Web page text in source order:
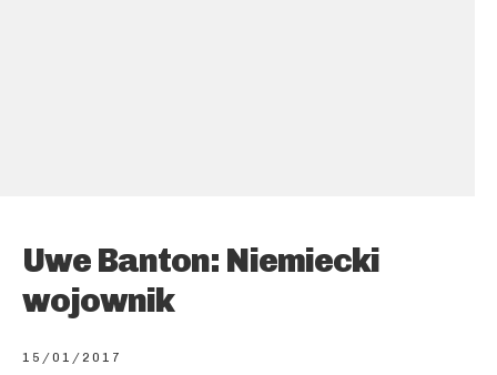
Uwe Banton: Niemiecki
wojownik
15/01/2017